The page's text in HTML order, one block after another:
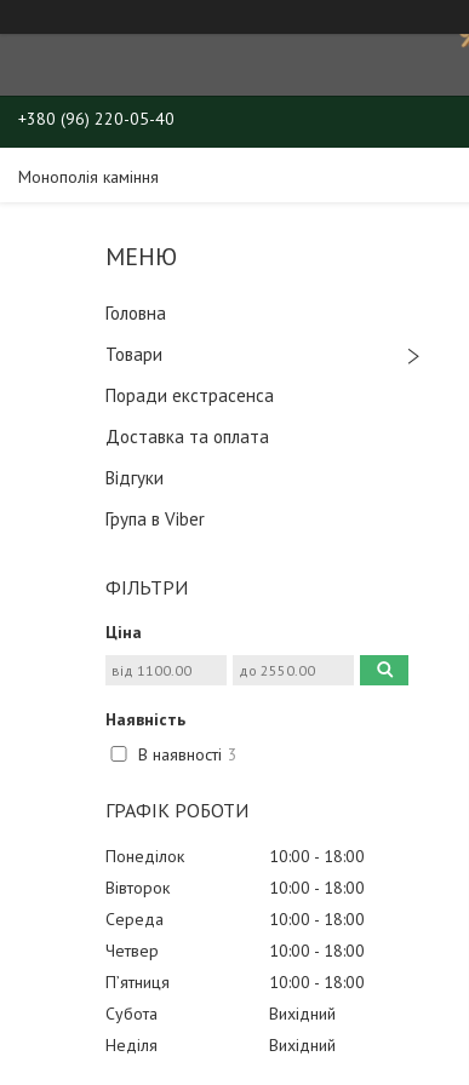
+380 (96) 220-05-40
Монополія каміння
Головна
Товари
Поради екстрасенса
Доставка та оплата
Відгуки
Група в Viber
ФІЛЬТРИ
Ціна
Наявність
В наявності 3
ГРАФІК РОБОТИ
Понеділок 10:00
18:00
Вівторок
10:00
18:00
Середа
10:00
18:00
Четвер
10:00
18:00
Пʼятниця
10:00
18:00
Субота
Вихідний
Неділя
Вихідний